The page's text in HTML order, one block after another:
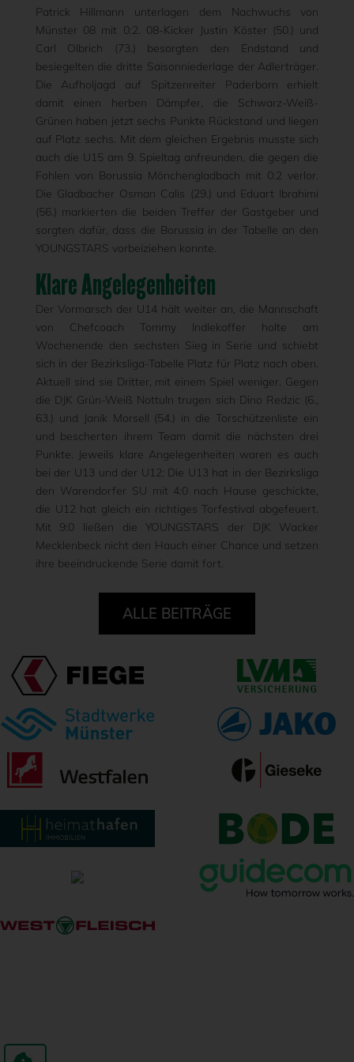
Patrick Hillmann unterlagen dem Nachwuchs von
Münster 08 mit 0:2. 08-Kicker Justin Köster (50.) und
Carl Olbrich (73.) besorgten den Endstand und
besiegelten die dritte Saisonniederlage der Adlerträger.
Die Aufholjagd auf Spitzenreiter Paderborn erhielt
damit einen herben Dämpfer, die Schwarz-Weiß-
Grünen haben jetzt sechs Punkte Rückstand und liegen
auf Platz sechs. Mit dem gleichen Ergebnis musste sich
auch die U15 am 9. Spieltag anfreunden, die gegen die
Fohlen von Borussia Mönchengladbach mit 0:2 verlor.
Die Gladbacher Osman Calis (29.) und Eduart Ibrahimi
(56.) markierten die beiden Treffer der Gastgeber und
sorgten dafür, dass die Borussia in der Tabelle an den
YOUNGSTARS vorbeiziehen konnte.
Klare Angelegenheiten
Der Vormarsch der U14 hält weiter an, die Mannschaft
von Chefcoach Tommy Indlekoffer holte am
Wochenende den sechsten Sieg in Serie und schiebt
sich in der Bezirksliga-Tabelle Platz für Platz nach oben.
Aktuell sind sie Dritter, mit einem Spiel weniger. Gegen
die DJK Grün-Weiß Nottuln trugen sich Dino Redzic (6.,
63.) und Janik Morsell (54.) in die Torschützenliste ein
und bescherten ihrem Team damit die nächsten drei
Punkte. Jeweils klare Angelegenheiten waren es auch
bei der U13 und der U12: Die U13 hat in der Bezirksliga
den Warendorfer SU mit 4:0 nach Hause geschickte,
die U12 hat gleich ein richtiges Torfestival abgefeuert.
Mit 9:0 ließen die YOUNGSTARS der DJK Wacker
Mecklenbeck nicht den Hauch einer Chance und setzen
ihre beeindruckende Serie damit fort.
ALLE BEITRÄGE